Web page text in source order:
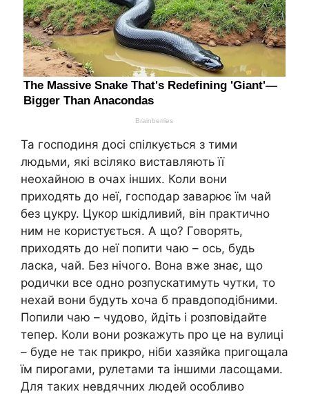
Та господиня досі спілкується з тими
людьми, які всіляко виставляють її
неохайною в очах інших. Коли вони
приходять до неї, господар заварює їм чай
без цукру. Цукор шкідливий, він практично
ним не користується. А що? Говорять,
приходять до неї попити чаю – ось, будь
ласка, чай. Без нічого. Вона вже знає, що
родички все одно розпускатимуть чутки, то
нехай вони будуть хоча б правдоподібними.
Попили чаю – чудово, йдіть і розповідайте
тепер. Коли вони розкажуть про це на вулиці
– буде не так прикро, ніби хазяйка пригощала
їм пирогами, рулетами та іншими ласощами.
Для таких невдячних людей особливо